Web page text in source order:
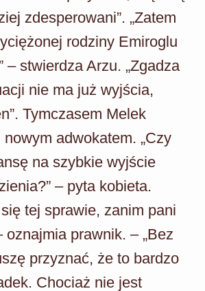
zdesperowani”. „Zatem
rodziny Emiroglu
– stwierdza Arzu. „Zgadza
nie ma już wyjścia,
Tymczasem Melek
adwokatem. „Czy
na szybkie wyjście
– pyta kobieta.
się tej sprawie, zanim pani
oznajmia prawnik. – „Bez
przyznać, że to bardzo
Chociaż nie jest